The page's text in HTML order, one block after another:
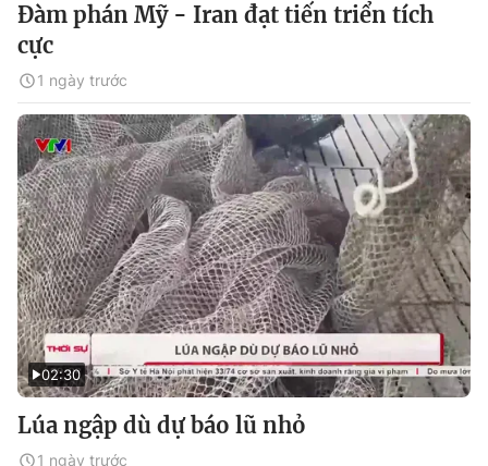
Đàm phán Mỹ - Iran đạt tiến triển tích
cực
1 ngày trước
02:30
Lúa ngập dù dự báo lũ nhỏ
1 ngày trước